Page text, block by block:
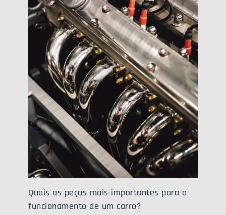
Quais as peças mais importantes para o
funcionamento de um carro?